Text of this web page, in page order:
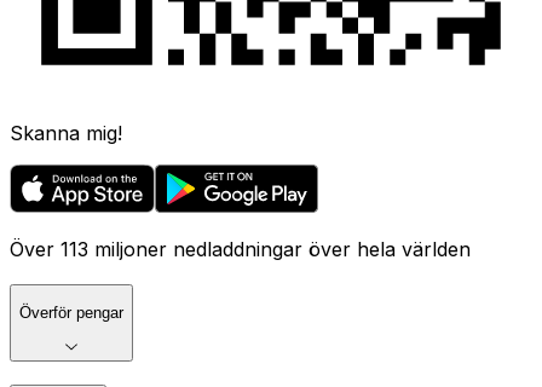
Skanna mig!
Över 113 miljoner nedladdningar över hela världen
Överför pengar